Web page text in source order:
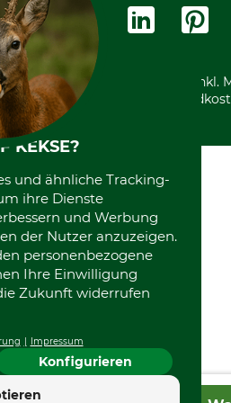
Widerrufsformular
Kostenloser Rückversand
Nachhaltigkeit
Entsorgung und Umwelt
Datenschutz Print
Vorkasse
Ladengeschäft
Motorgeräteshop
Über uns
Community
International
Kooperationen
Alle Preise in Euro und inkl.
KEKSE?
und ähnliche Tracking-
ihre Dienste
und Werbung
der Nutzer anzuzeigen.
personenbezogene
Ihre Einwilligung
Zukunft widerrufen
Impressum
Konfigurieren